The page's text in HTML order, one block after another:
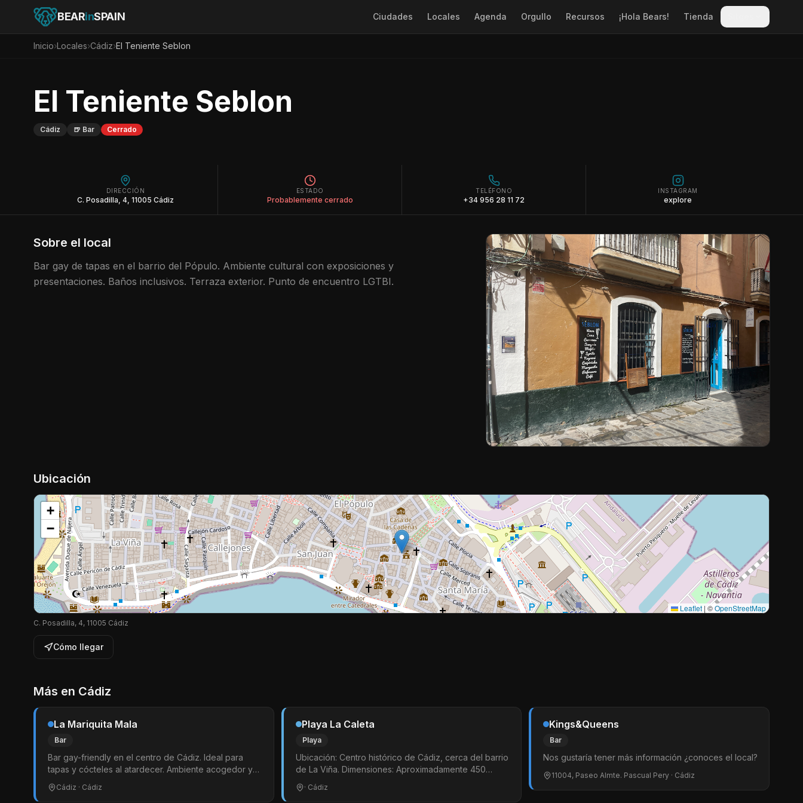
BEARinSPAIN Ciudades Locales Agenda Orgullo Recursos ¡Hola Bears! Tienda
Inicio›Locales›Cádiz›El Teniente Seblon
El Teniente Seblon
Cádiz 🍺 Bar Cerrado
DIRECCIÓN
C. Posadilla, 4, 11005 Cádiz
ESTADO
Probablemente cerrado
TELÉFONO
+34 956 28 11 72
INSTAGRAM
explore
Sobre el local
Bar gay de tapas en el barrio del Pópulo. Ambiente cultural con exposiciones y
presentaciones. Baños inclusivos. Terraza exterior. Punto de encuentro LGTBI.
Ubicación
+
−
Leaflet | ©OpenStreetMap
C. Posadilla, 4, 11005 Cádiz
Cómo llegar
Más en Cádiz
La Mariquita Mala
Bar
Bar gay-friendly en el centro de Cádiz. Ideal para
tapas y cócteles al atardecer. Ambiente acogedor y
diverso.
Cádiz · Cádiz
Playa La Caleta
Playa
Ubicación: Centro histórico de Cádiz, cerca del barrio
de La Viña. Dimensiones: Aproximadamente 450
metros de largo. Ambiente: Muy popular, familiar y con
gran valor histórico.
· Cádiz
Kings&Queens
Bar
Nos gustaría tener más información ¿conoces el local?
11004, Paseo Almte. Pascual Pery · Cádiz